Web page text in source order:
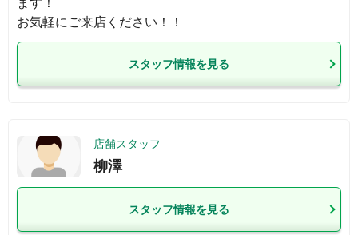
お気軽にご来店ください！！
スタッフ情報を見る
店舗スタッフ
柳澤
スタッフ情報を見る